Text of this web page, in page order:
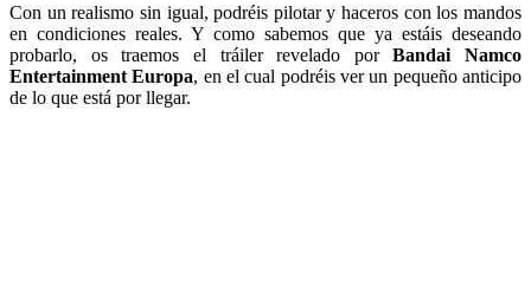
Con un realismo sin igual, podréis pilotar y haceros con los mandos
en condiciones reales. Y como sabemos que ya estáis deseando
probarlo, os traemos el tráiler revelado porBandai Namco
Entertainment Europa, en el cual podréis ver un pequeño anticipo
de lo que está por llegar.